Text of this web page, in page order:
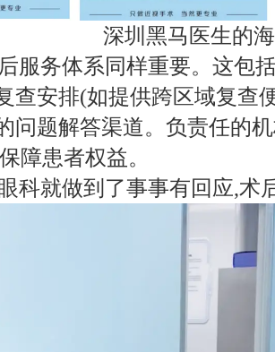
深圳黑马医生的
服务体系同样重要。这包
查安排(如提供跨区域复查
问题解答渠道。负责任的
障患者权益。
科就做到了事事有回应,术